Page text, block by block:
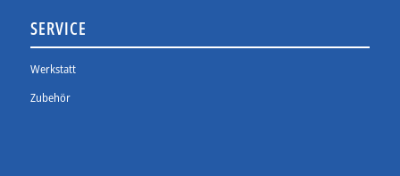
SERVICE
Werkstatt
Zubehör